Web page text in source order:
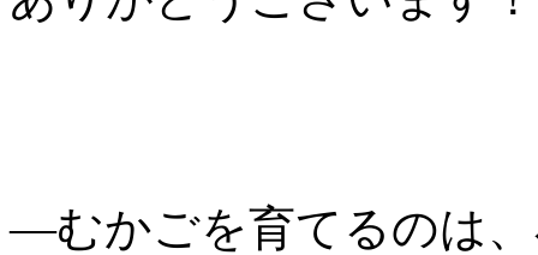
―むかごを育てるのは